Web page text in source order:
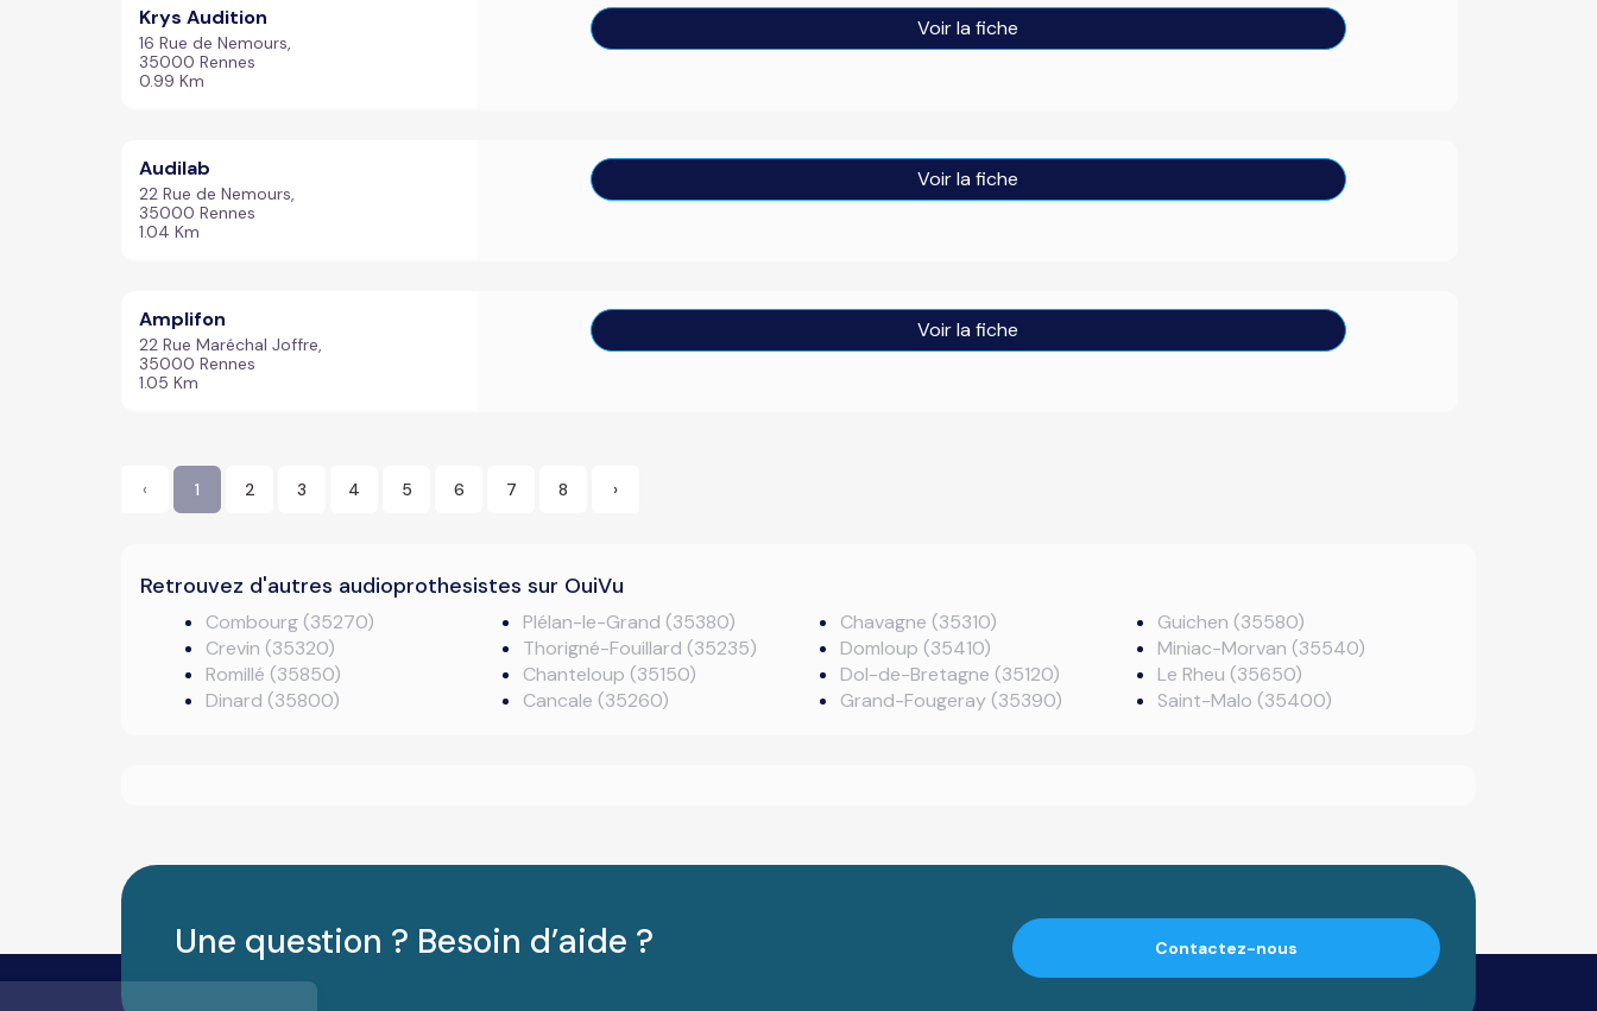
Krys Audition
16 Rue de Nemours,
35000 Rennes
0.99 Km
Voir la fiche
Audilab
22 Rue de Nemours,
35000 Rennes
1.04 Km
Voir la fiche
Amplifon
22 Rue Maréchal Joffre,
35000 Rennes
1.05 Km
Voir la fiche
‹ 1 2 3 4 5 6 7 8 ›
Retrouvez d'autres audioprothesistes sur OuiVu
Combourg (35270)
Crevin (35320)
Romillé (35850)
Dinard (35800)
Plélan-le-Grand (35380)
Thorigné-Fouillard (35235)
Chanteloup (35150)
Cancale (35260)
Chavagne (35310)
Domloup (35410)
Dol-de-Bretagne (35120)
Grand-Fougeray (35390)
Guichen (35580)
Miniac-Morvan (35540)
Le Rheu (35650)
Saint-Malo (35400)
Une question ? Besoin d’aide ? Contactez-nous